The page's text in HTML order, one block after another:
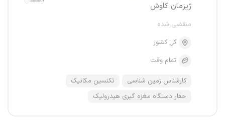
ژیزمان کاوش
منقضی شده
کل کشور
تمام وقت
کارشناس زمین شناسی
تکنسین مکانیک
حفار دستگاه مغزه گیری هیدرولیک